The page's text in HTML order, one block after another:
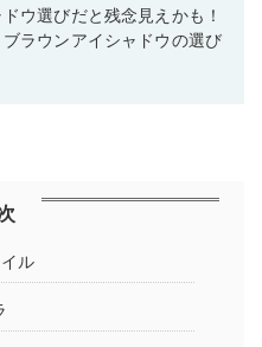
ウ選びだと残念見えかも！
ラウンアイシャドウの選び
ル